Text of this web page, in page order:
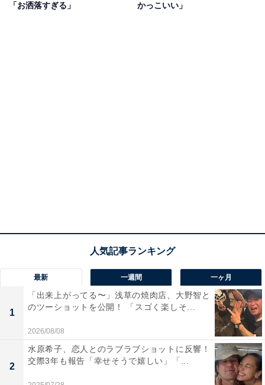
「お洒落すぎる」
かっこいい」
最新 一週間 一ヶ月
1
「出来上がってる〜」浅草の焼肉店、大野智と
のツーショットを公開！ 「スゴく楽しそ...
2026/08/08
2
水原希子、恋人とのラブラブショットに反響！
交際3年も報告「幸せそうで嬉しい」「...